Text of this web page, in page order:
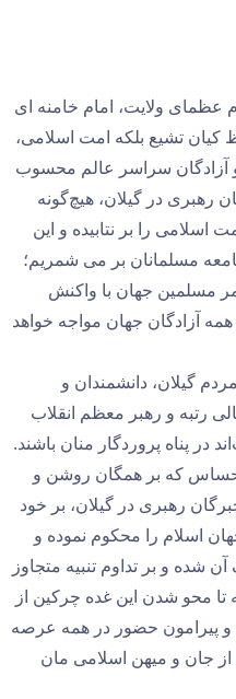
عظمای ولایت، امام خامنه ای
کیان تشیع بلکه امت اسلامی،
آزادگان سراسر عالم محسوب
رهبری در گیلان، هیچ‌گونه
را بر نتابیده و این
مسلمانان بر می شمریم؛
مسلمین جهان با واکنش
آزادگان جهان مواجه خواهد
گیلان، دانشمندان و
رتبه و رهبر معظم انقلاب
در پناه پروردگار منان باشند.
که بر همگان روشن و
رهبری در گیلان، بر خود
اسلام را محکوم ‌نموده و
شده و بر تداوم تنبیه متجاوز
تا محو شدن این غده چرکین از
و پیرامون حضور در همه عرصه
جان و میهن اسلامی مان